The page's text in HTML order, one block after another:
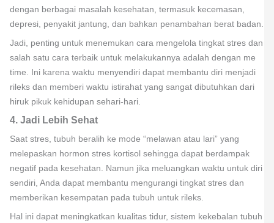
dengan berbagai masalah kesehatan, termasuk kecemasan,
depresi, penyakit jantung, dan bahkan penambahan berat badan.
Jadi, penting untuk menemukan cara mengelola tingkat stres dan
salah satu cara terbaik untuk melakukannya adalah dengan me
time. Ini karena waktu menyendiri dapat membantu diri menjadi
rileks dan memberi waktu istirahat yang sangat dibutuhkan dari
hiruk pikuk kehidupan sehari-hari.
4. Jadi Lebih Sehat
Saat stres, tubuh beralih ke mode “melawan atau lari” yang
melepaskan hormon stres kortisol sehingga dapat berdampak
negatif pada kesehatan. Namun jika meluangkan waktu untuk diri
sendiri, Anda dapat membantu mengurangi tingkat stres dan
memberikan kesempatan pada tubuh untuk rileks.
Hal ini dapat meningkatkan kualitas tidur, sistem kekebalan tubuh